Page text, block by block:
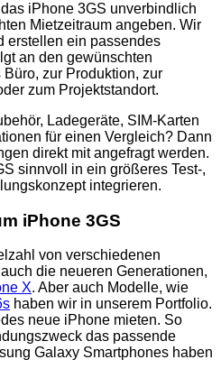
iPhone 3GS unverbindlich
Mietzeitraum angeben. Wir
erstellen ein passendes
an den gewünschten
zur Produktion, zur
zum Projektstandort.
Ladegeräte, SIM-Karten
für einen Vergleich? Dann
direkt mit angefragt werden.
sinnvoll in ein größeres Test-,
integrieren.
iPhone 3GS
von verschiedenen
die neueren Generationen,
X. Aber auch Modelle, wie
haben wir in unserem Portfolio.
neue iPhone mieten. So
das passende
Galaxy Smartphones haben